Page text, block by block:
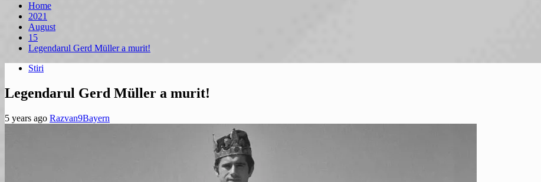
Home
2021
August
15
Legendarul Gerd Müller a murit!
Stiri
Legendarul Gerd Müller a murit!
5 years ago Razvan9Bayern